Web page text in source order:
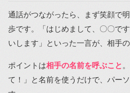
通話がつながったら、まず笑顔で
歩です。「はじめまして、〇〇で
いします」といった一言が、相手
ポイントは相手の名前を呼ぶこと
て！」と名前を使うだけで、パー